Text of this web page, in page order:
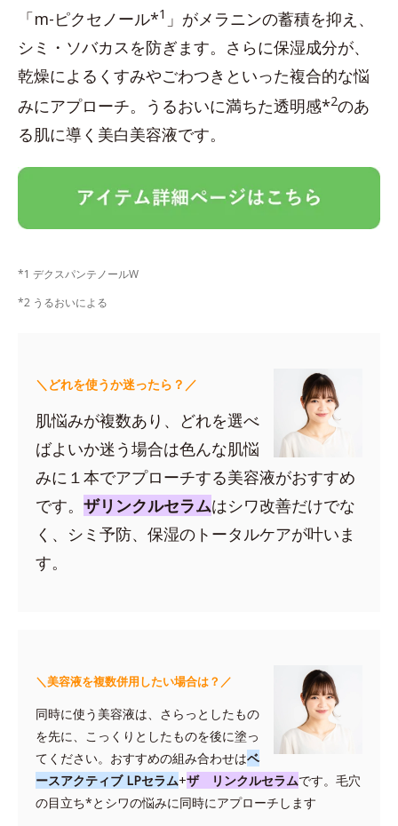
「m-ピクセノール*1 」がメラニンの蓄積を抑え、
シミ・ソバカスを防ぎます。さらに保湿成分が、
乾燥によるくすみやごわつきといった複合的な悩
みにアプローチ。うるおいに満ちた透明感*2のあ
る肌に導く美白美容液です。
*1 デクスパンテノールW
*2 うるおいによる
＼どれを使うか迷ったら？／
肌悩みが複数あり、どれを選べ
ばよいか迷う場合は色んな肌悩
みに１本でアプローチする美容液がおすすめ
です。 ザリンクルセラムはシワ改善だけでな
く、シミ予防、保湿のトータルケアが叶いま
す。
＼美容液を複数併用したい場合は？／
同時に使う美容液は、さらっとしたもの
を先に、こっくりとしたものを後に塗っ
てください。おすすめの組み合わせはベ
ースアクティブ LPセラム+ザ リンクルセラムです。毛穴
の目立ち*とシワの悩みに同時にアプローチします